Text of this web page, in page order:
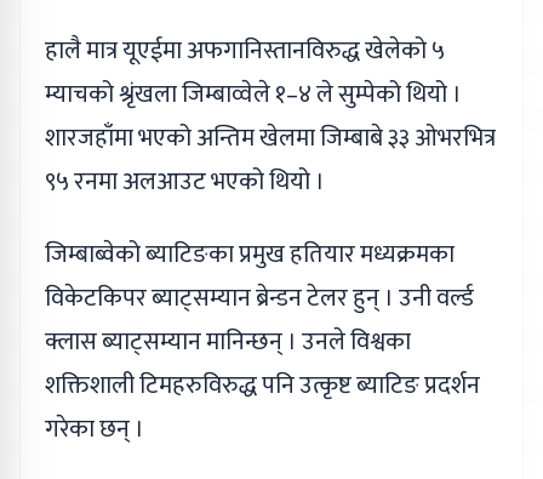
हालै मात्र यूएईमा अफगानिस्तानविरुद्ध खेलेको ५
म्याचको श्रृंखला जिम्बाव्वेले १–४ ले सुम्पेको थियो ।
शारजहाँमा भएको अन्तिम खेलमा जिम्बाबे ३३ ओभरभित्र
९५ रनमा अलआउट भएको थियो ।
जिम्बाब्वेको ब्याटिङका प्रमुख हतियार मध्यक्रमका
विकेटकिपर ब्याट्सम्यान ब्रेन्डन टेलर हुन् । उनी वर्ल्ड
क्लास ब्याट्सम्यान मानिन्छन् । उनले विश्वका
शक्तिशाली टिमहरुविरुद्ध पनि उत्कृष्ट ब्याटिङ प्रदर्शन
गरेका छन् ।